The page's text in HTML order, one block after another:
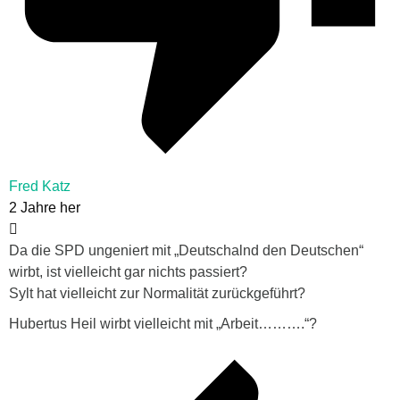
Fred Katz
2 Jahre her
Da die SPD ungeniert mit „Deutschalnd den Deutschen“
wirbt, ist vielleicht gar nichts passiert?
Sylt hat vielleicht zur Normalität zurückgeführt?
Hubertus Heil wirbt vielleicht mit „Arbeit……….“?